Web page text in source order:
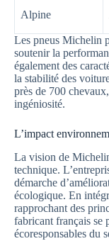
Alpine
Les pneus Michelin
soutenir la
également des
la stabilité des
près de 700
ingéniosité.
L’impact
La vision de
technique.
démarche
écologique. En
rapprochant des
fabricant français se
écoresponsables du